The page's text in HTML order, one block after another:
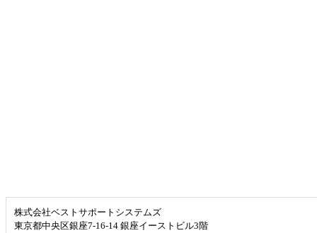
株式会社ベストサポートシステムズ
東京都中央区銀座7-16-14 銀座イーストビル3階